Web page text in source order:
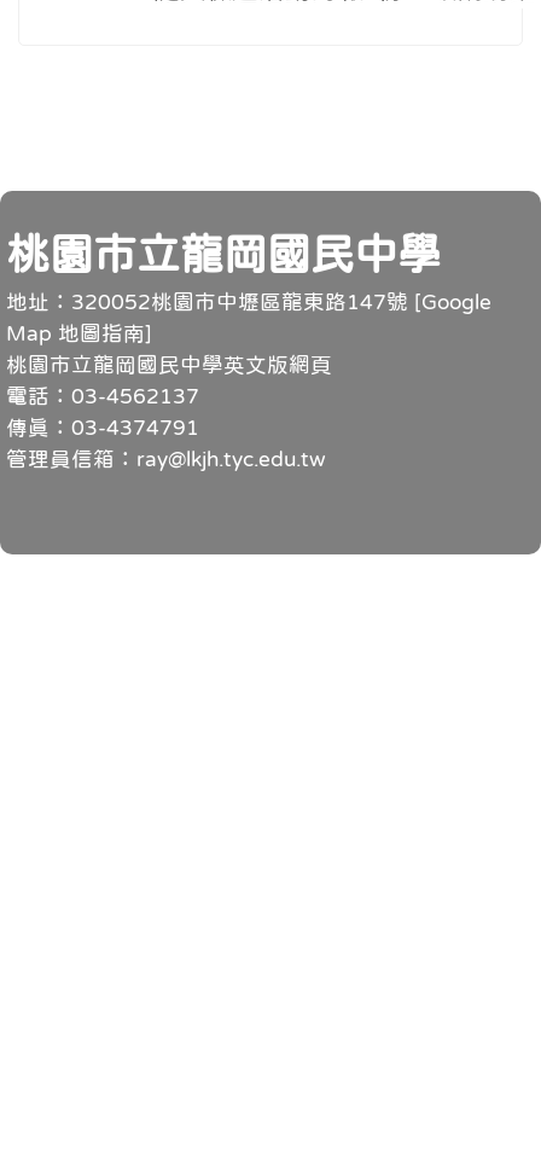
頁尾
桃園市立龍岡國民中學
地址：320052桃園市中壢區龍東路147號 [Google
Map 地圖指南]
桃園市立龍岡國民中學英文版網頁
電話：03-4562137
傳真：03-4374791
管理員信箱：ray@lkjh.tyc.edu.tw